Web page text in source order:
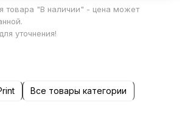
товара "В наличии" - цена может
уточнения!
Все товары категории